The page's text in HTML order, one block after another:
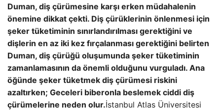
Duman, diş çürümesine karşı erken müdahalenin
önemine dikkat çekti. Diş çürüklerinin önlenmesi için
şeker tüketiminin sınırlandırılması gerektiğini ve
dişlerin en az iki kez fırçalanması gerektiğini belirten
Duman, diş çürüğü oluşumunda şeker tüketiminin
zamanlamasının da önemli olduğunu vurguladı. Ana
öğünde şeker tüketmek diş çürümesi riskini
azaltırken; Geceleri biberonla beslemek ciddi diş
çürümelerine neden olur.İstanbul Atlas Üniversitesi